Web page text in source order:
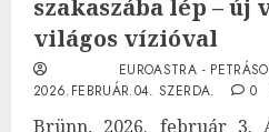
szakaszába lép – új
világos vízióval
EUROASTRA -
2026.FEBRUÁR.04. SZERDA.
0
Brünn, 2026. február 3.